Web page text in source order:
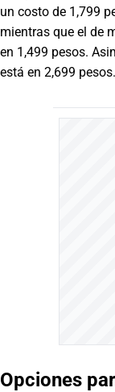
un costo de 1,799
mientras que el de
en 1,499 pesos.
está en 2,699 pesos.
Opciones